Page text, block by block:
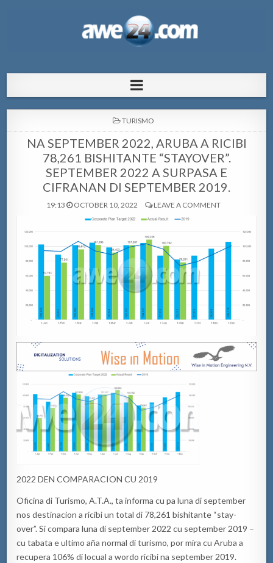
pa Aruba
POSTED
TURISMO
NA SEPTEMBER 2022, ARUBA A RICIBI
78,261 BISHITANTE “STAYOVER”.
SEPTEMBER 2022 A SURPASA E
CIFRANAN DI SEPTEMBER 2019.
19:13 OCTOBER 10, 2022 LEAVE A COMMENT
2022 DEN COMPARACION CU 2019
Oficina di Turismo, A.T.A., ta informacu pa luna di september
nosdestinacion aricibiun total di 78,261 bishitante “stay-
over”. Si compara luna di september2022cu september2019 –
cu tabata e ultimo aña normal di turismo, por miracu Aruba a
recupera 106% dilocual awordo ricibina september2019.